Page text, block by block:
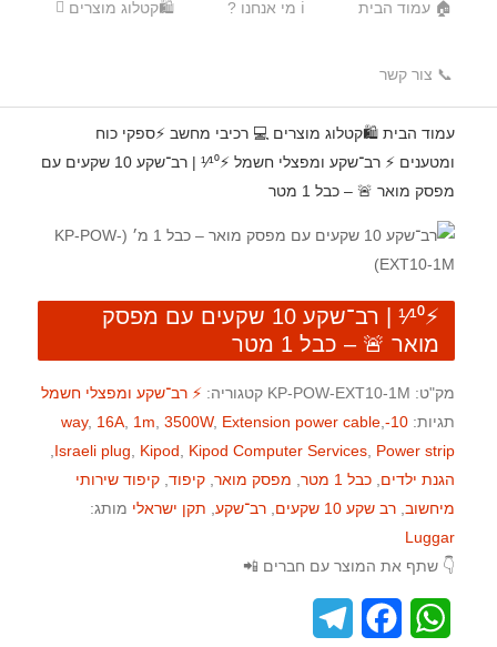
Menu🏠 עמוד הבית
ℹ️ מי אנחנו ? 🛍️קטלוג מוצרים
📞 צור קשר
עמוד הבית 🛍️קטלוג מוצרים 💻 רכיבי מחשב ⚡ספקי כוח
ומטענים ⚡️ רב־שקע ומפצלי חשמל
⚡¹⁄¹⁰ | רב־שקע 10 שקעים עם
מפסק מואר 🚨 – כבל 1 מטר
⚡¹⁄¹⁰ | רב־שקע 10 שקעים עם מפסק
מואר 🚨 – כבל 1 מטר
מק"ט: KP-POW-EXT10-1M קטגוריה: ⚡️ רב־שקע ומפצלי חשמל
תגיות: 10-way
, 16A 1m 3500W, Extension power cable
Israeli plug
Kipod Kipod Computer Services Power strip
הגנת ילדים כבל 1 מטר מפסק מואר קיפוד קיפוד שירותי
מיחשוב רב שקע 10 שקעים רב־שקע תקן ישראלי מותג:
Luggar
👇 שתף את המוצר עם חברים 📲
W